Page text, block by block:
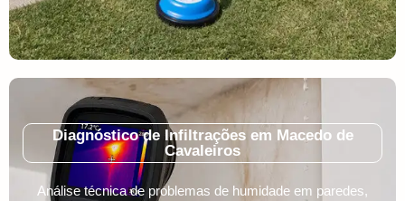
Diagnóstico de Infiltrações em Macedo de
Cavaleiros
Análise técnica de problemas de humidade em paredes,